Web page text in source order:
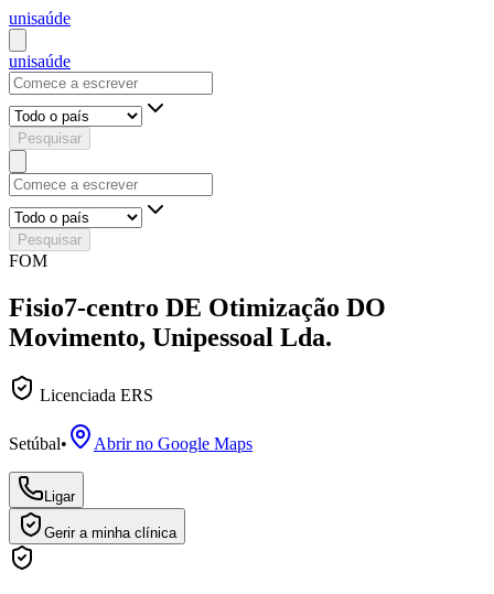
unisaúde
unisaúde
Pesquisar
Pesquisar
FOM
Fisio7-centro DE Otimização DO
Movimento, Unipessoal Lda.
Licenciada ERS
Setúbal• Abrir no Google Maps
Ligar
Gerir a minha clínica